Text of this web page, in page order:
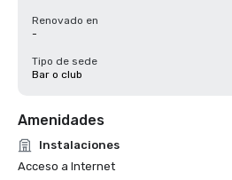
Renovado en
-
Tipo de sede
Bar o club
Amenidades
Instalaciones
Acceso a Internet